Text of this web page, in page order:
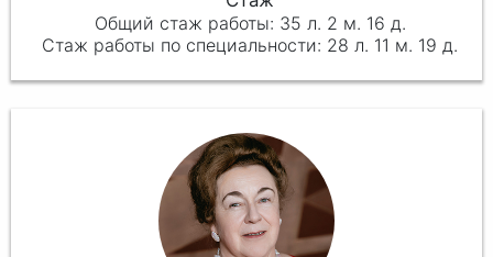
35 л. 2 м. 16 д.
28 л. 11 м. 19 д.